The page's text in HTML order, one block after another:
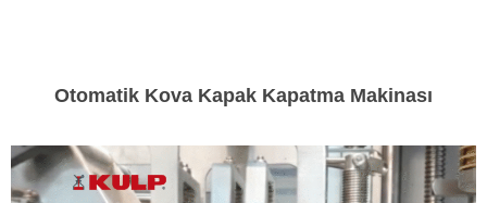
Otomatik Kova Kapak Kapatma Makinası